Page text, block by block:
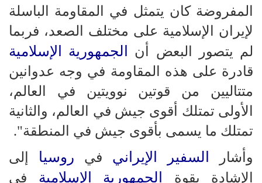
المفروضة كان يتمثل في المقاومة الباسلة
لإيران الإسلامية على مختلف الصعد، فربما
لم يتصور البعض أن
الجمهورية الإسلامية
قادرة على هذه المقاومة في وجه عدوانين
متتاليين من قوتين نوويتين في العالم،
الأولى تمتلك أقوى جيش في العالم، والثانية
تمتلك ما يسمى بأقوى جيش في المنطقة".
وأشار
السفير الإيراني في روسيا إلى
الإشادة بقوة
الجمهورية الإسلامية في